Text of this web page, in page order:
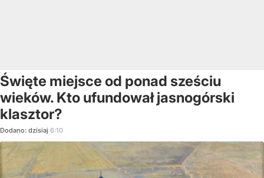
Święte miejsce od ponad sześciu
wieków. Kto ufundował jasnogórski
klasztor?
Dodano: dzisiaj 6:10